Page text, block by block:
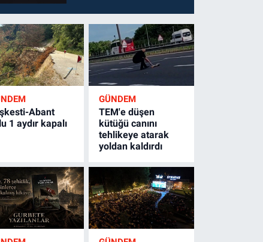
Abant
1 aydır kapalı
GÜNDEM
TEM'e düşen
kütüğü canını
tehlikeye atarak
yoldan kaldırdı